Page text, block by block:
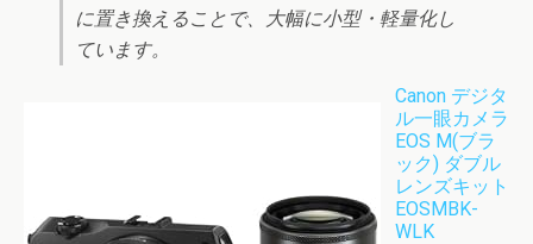
に置き換えることで、大幅に小型・軽量化し
ています。
Canon デジタ
ル一眼カメラ
EOS M(ブラ
ック) ダブル
レンズキット
EOSMBK-
WLK